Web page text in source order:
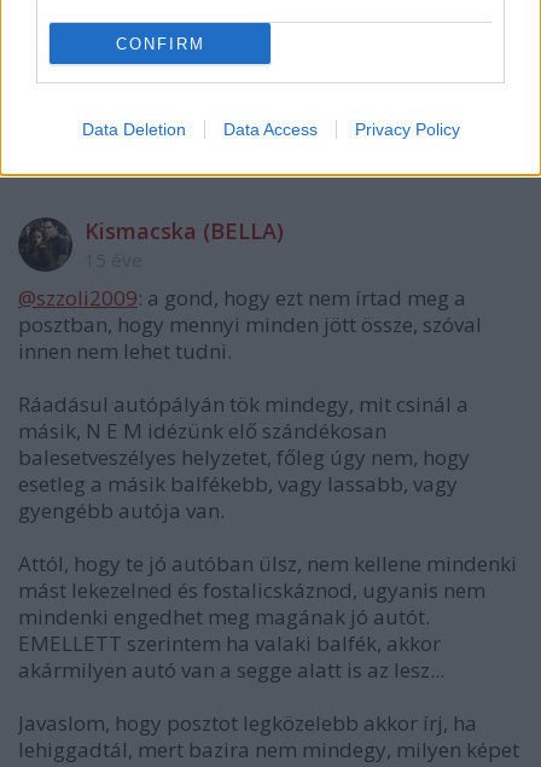
CONFIRM
Data Deletion Data Access Privacy Policy
Kismacska (BELLA)
15 éve
@csintapala: no és add ehhez hozzá, hogy ugye kb.
sem. :D
Kismacska (BELLA)
@szzoli2009: a gond, hogy ezt nem írtad meg a
posztban, hogy mennyi minden jött össze, szóval
innen nem lehet tudni.
Ráadásul autópályán tök mindegy, mit csinál a
másik, N E M idézünk elő szándékosan
balesetveszélyes helyzetet, főleg úgy nem, hogy
esetleg a másik balfékebb, vagy lassabb, vagy
gyengébb autója van.
Attól, hogy te jó autóban ülsz, nem kellene mindenki
mást lekezelned és fostalicskáznod, ugyanis nem
mindenki engedhet meg magának jó autót.
EMELLETT szerintem ha valaki balfék, akkor
akármilyen autó van a segge alatt is az lesz...
Javaslom, hogy posztot legközelebb akkor írj, ha
lehiggadtál, mert bazira nem mindegy, milyen képet